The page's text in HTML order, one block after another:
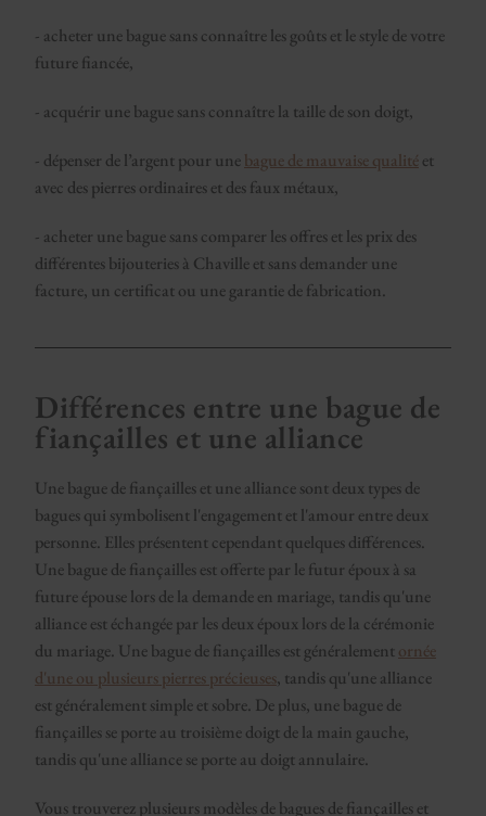
- acheter une bague sans connaître les goûts et le style de votre
future fiancée,
- acquérir une bague sans connaître la taille de son doigt,
- dépenser de l’argent pour unebague de mauvaise qualitéet
avec des pierres ordinaires et des faux métaux,
- acheter une bague sans comparer les offres et les prix des
différentes bijouteries à Chaville et sans demander une
facture, un certificat ou une garantie de fabrication.
Différences entre une bague de
fiançailles et une alliance
Une bague de fiançailles et une alliance sont deux types de
bagues qui symbolisent l'engagement et l'amour entre deux
personne. Elles présentent cependant quelques différences.
Une bague de fiançailles est offerte par le futur époux à sa
future épouse lors de la demande en mariage, tandis qu'une
alliance est échangée par les deux époux lors de la cérémonie
du mariage. Une bague de fiançailles est généralement ornée
d'une ou plusieurs pierres précieuses, tandis qu'une alliance
est généralement simple et sobre. De plus, une bague de
fiançailles se porte au troisième doigt de la main gauche,
tandis qu'une alliance se porte au doigt annulaire.
Vous trouverez plusieurs modèles de bagues de fiançailles et